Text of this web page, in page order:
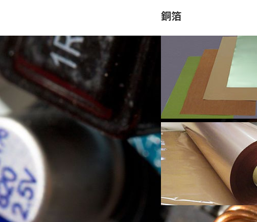
沿革
用途：
エレクトロニクス
特徴：
アルミ電解コンデンサ用のリード
線を取り扱っております。細幅
（3mm～）のスリットも可能でバ
リのない品質の良い製品をご提供
可能です。
銅箔